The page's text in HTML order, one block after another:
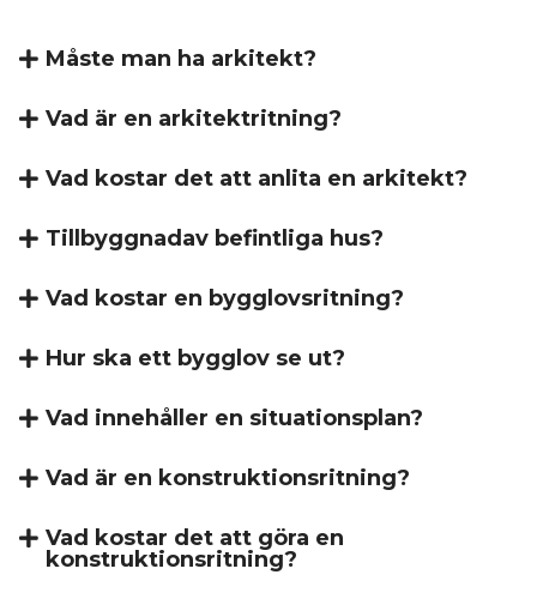
Måste man ha arkitekt?
Vad är en arkitektritning?
Vad kostar det att anlita en arkitekt?
Tillbyggnadav befintliga hus?
Vad kostar en bygglovsritning?
Hur ska ett bygglov se ut?
Vad innehåller en situationsplan?
Vad är en konstruktionsritning?
Vad kostar det att göra en
konstruktionsritning?